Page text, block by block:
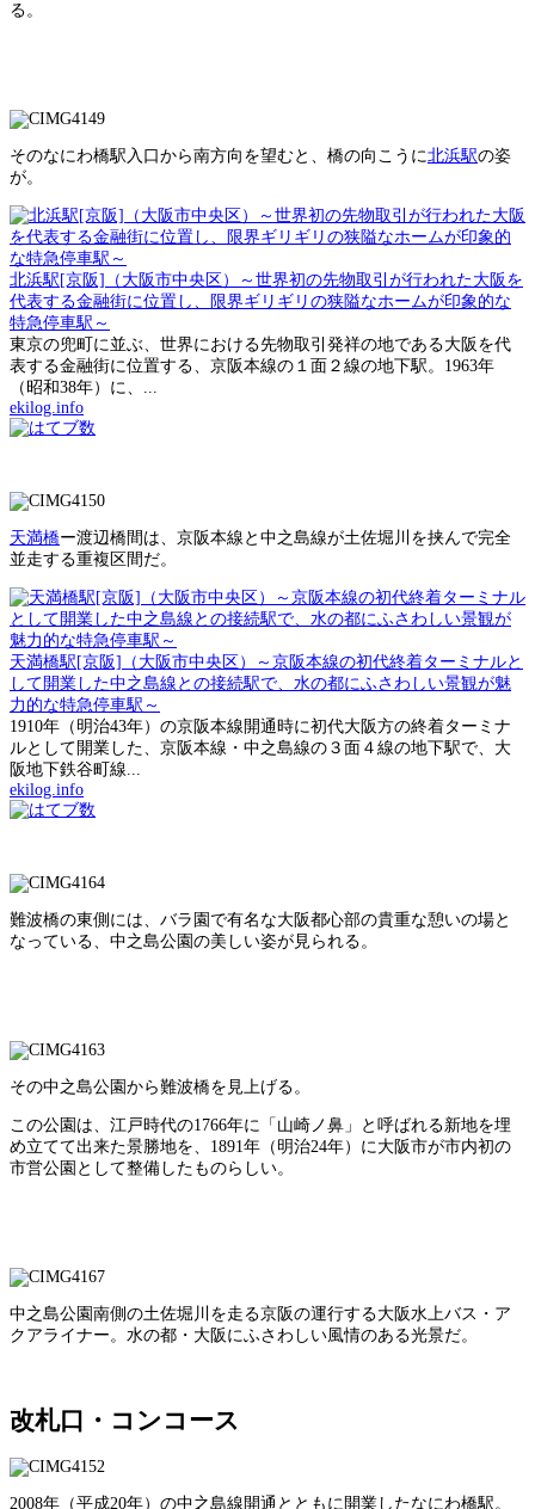
る。
そのなにわ橋駅入口から南方向を望むと、橋の向こうに北浜駅の姿
が。
北浜駅[京阪]（大阪市中央区）～世界初の先物取引が行われた大阪を
代表する金融街に位置し、限界ギリギリの狭隘なホームが印象的な
特急停車駅～
東京の兜町に並ぶ、世界における先物取引発祥の地である大阪を代
表する金融街に位置する、京阪本線の１面２線の地下駅。1963年
（昭和38年）に、...
ekilog.info
天満橋ー渡辺橋間は、京阪本線と中之島線が土佐堀川を挟んで完全
並走する重複区間だ。
天満橋駅[京阪]（大阪市中央区）～京阪本線の初代終着ターミナルと
して開業した中之島線との接続駅で、水の都にふさわしい景観が魅
力的な特急停車駅～
1910年（明治43年）の京阪本線開通時に初代大阪方の終着ターミナ
ルとして開業した、京阪本線・中之島線の３面４線の地下駅で、大
阪地下鉄谷町線...
ekilog.info
難波橋の東側には、バラ園で有名な大阪都心部の貴重な憩いの場と
なっている、中之島公園の美しい姿が見られる。
その中之島公園から難波橋を見上げる。
この公園は、江戸時代の1766年に「山崎ノ鼻」と呼ばれる新地を埋
め立てて出来た景勝地を、1891年（明治24年）に大阪市が市内初の
市営公園として整備したものらしい。
中之島公園南側の土佐堀川を走る京阪の運行する大阪水上バス・ア
クアライナー。水の都・大阪にふさわしい風情のある光景だ。
改札口・コンコース
2008年（平成20年）の中之島線開通とともに開業したなにわ橋駅。